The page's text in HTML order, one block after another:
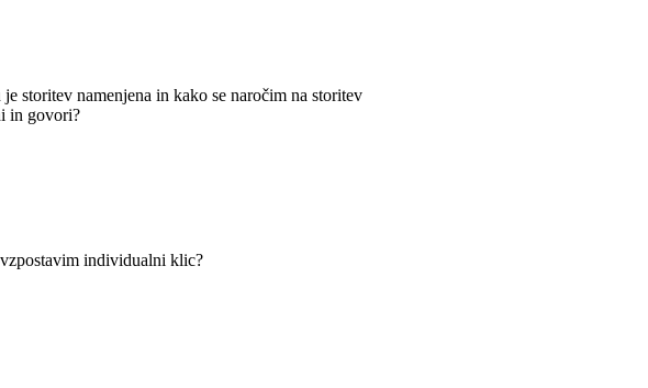
storitev namenjena in kako se naročim na storitev
in govori?
individualni klic?